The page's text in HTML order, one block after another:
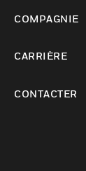
COMPAGNIE
CARRIÈRE
CONTACTER